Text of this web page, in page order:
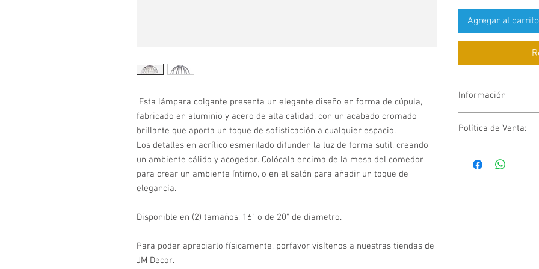
Esta lámpara colgante presenta un elegante diseño en forma de cúpula,
fabricado en aluminio y acero de alta calidad, con un acabado cromado
brillante que aporta un toque de sofisticación a cualquier espacio.
Los detalles en acrílico esmerilado difunden la luz de forma sutil, creando
un ambiente cálido y acogedor. Colócala encima de la mesa del comedor
para crear un ambiente íntimo, o en el salón para añadir un toque de
elegancia.
Disponible en (2) tamaños, 16" o de 20" de diametro.
Para poder apreciarlo físicamente, porfavor visítenos a nuestras tiendas de
JM Decor.
Agregar al carrito
Información
Watts: 25W / 29W
Kelvin: 3000K
Política de Venta:
devolución